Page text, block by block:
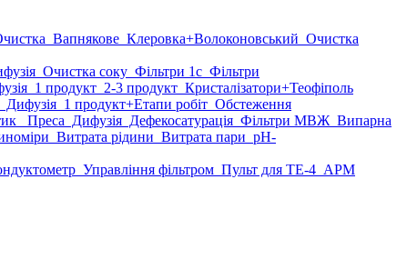
Вапнякове Клеровка+Волоконовський Очистка
Очистка соку Фільтри 1с Фільтри
1 продукт 2-3 продукт Кристалізатори+Теофіполь
Дифузія 1 продукт+Етапи робіт Обстеження
Преса Дифузія Дефекосатурація Фільтри МВЖ Випарна
Витрата рідини Витрата пари рН-
Управління фільтром Пульт для ТЕ-4 АРМ